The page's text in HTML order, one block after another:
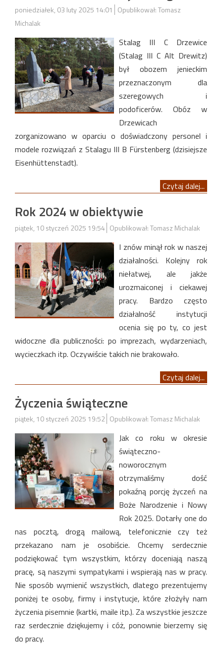
poniedziałek, 03 luty 2025 14:01
Opublikował: Tomasz
Michalak
Stalag III C Drzewice
(Stalag III C Alt Drewitz)
był obozem jenieckim
przeznaczonym dla
szeregowych i
podoficerów. Obóz w
Drzewicach
zorganizowano w oparciu o doświadczony personel i
modele rozwiązań z Stalagu III B Fürstenberg (dzisiejsze
Eisenhüttenstadt).
Czytaj dalej...
Rok 2024 w obiektywie
piątek, 10 styczeń 2025 19:54 Opublikował: Tomasz Michalak
I znów minął rok w naszej
działalności. Kolejny rok
niełatwej, ale jakże
urozmaiconej i ciekawej
pracy. Bardzo często
działalność instytucji
ocenia się po ty, co jest
widoczne dla publiczności: po imprezach, wydarzeniach,
wycieczkach itp. Oczywiście takich nie brakowało.
Czytaj dalej...
Życzenia świąteczne
piątek, 10 styczeń 2025 19:52 Opublikował: Tomasz Michalak
Jak co roku w okresie
świąteczno-
noworocznym
otrzymaliśmy dość
pokaźną porcję życzeń na
Boże Narodzenie i Nowy
Rok 2025. Dotarły one do
nas pocztą, drogą mailową, telefonicznie czy też
przekazano nam je osobiście. Chcemy serdecznie
podziękować tym wszystkim, którzy doceniają naszą
pracę, są naszymi sympatykami i wspierają nas w pracy.
Nie sposób wymienić wszystkich, dlatego prezentujemy
poniżej te osoby, firmy i instytucje, które złożyły nam
życzenia pisemnie (kartki, maile itp.). Za wszystkie jeszcze
raz serdecznie dziękujemy i cóż, ponownie bierzemy się
do pracy.